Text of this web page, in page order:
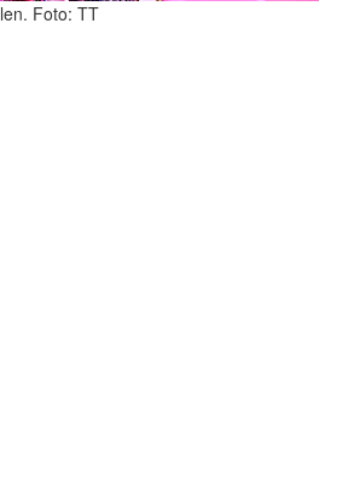
Foto: TT